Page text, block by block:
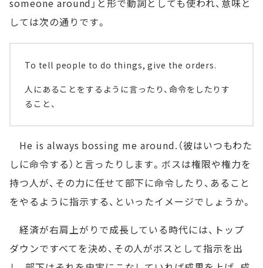
someone around」と形で動詞としても使われ、意味と
しては次の通りです。
To tell people to do things, give the orders.
人にあることをするように言ったり、命令をしたりす
ること、
He is always bossing me around.（彼はいつもわた
しに命令する）と言ったりします。ボスは権限や権力を
持つ人が、その力に任せて部下に命令したり、あること
をやるように指示する、といったイメージでしょうか。
経済が右肩上がりで成長している時代には、トップ
ダウンですべてを決め、その人がボスとして指示を出